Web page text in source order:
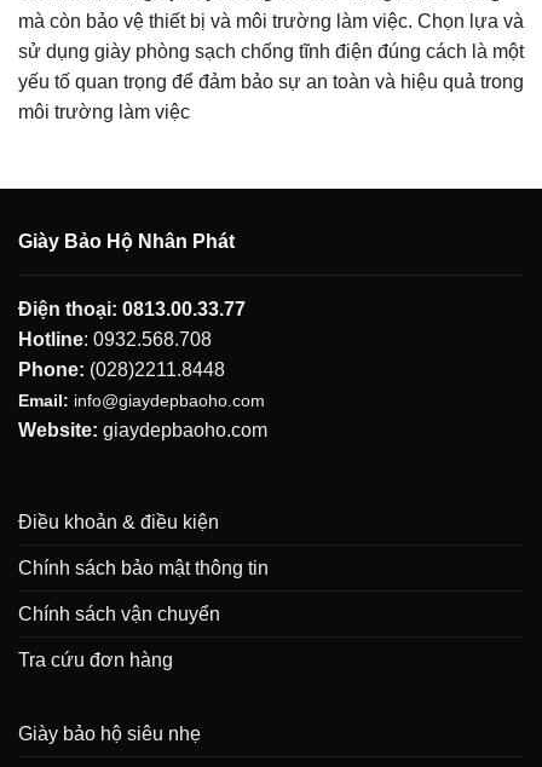
mà còn bảo vệ thiết bị và môi trường làm việc. Chọn lựa và
sử dụng giày phòng sạch chống tĩnh điện đúng cách là một
yếu tố quan trọng để đảm bảo sự an toàn và hiệu quả trong
môi trường làm việc
Giày Bảo Hộ Nhân Phát
Điện thoại: 0813.00.33.77
Hotline: 0932.568.708
Phone: (028)2211.8448
Email: info@giaydepbaoho.com
Website: giaydepbaoho.com
Điều khoản & điều kiện
Chính sách bảo mật thông tin
Chính sách vận chuyển
Tra cứu đơn hàng
Giày bảo hộ siêu nhẹ